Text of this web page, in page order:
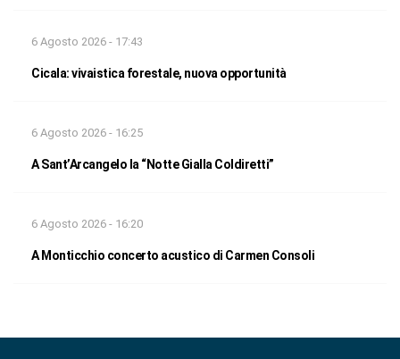
6 Agosto 2026 - 17:43
Cicala: vivaistica forestale, nuova opportunità
6 Agosto 2026 - 16:25
A Sant’Arcangelo la “Notte Gialla Coldiretti”
6 Agosto 2026 - 16:20
A Monticchio concerto acustico di Carmen Consoli